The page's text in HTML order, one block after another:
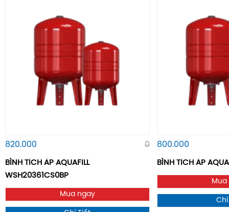
820.000 0
BÌNH TÍCH ÁP AQUAFILL
WSH20361CS0BP
Mua ngay
800.000
BÌNH TÍCH ÁP
Mua